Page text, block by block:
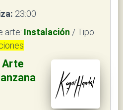
23:00
arte: Instalación / Tipo
Arte